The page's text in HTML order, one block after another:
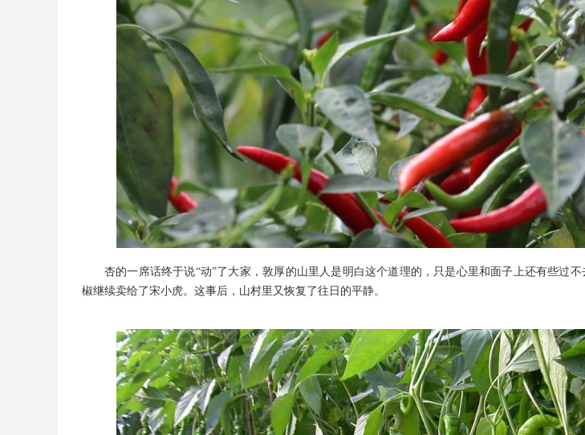
杏的一席话终于说“动”了大家，敦厚的山里人是明白这个道理的，只是心里和面子上还有些过
椒继续卖给了宋小虎。这事后，山村里又恢复了往日的平静。